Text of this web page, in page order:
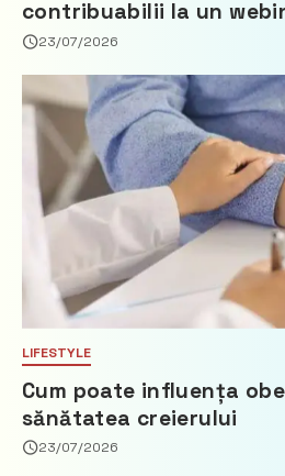
contribuabilii la un
privind calculul
23/07/2026
LIFESTYLE
Cum poate influența
sănătatea creierului
23/07/2026